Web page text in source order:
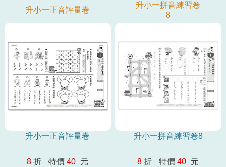
升小一正音評量卷
升小一正音評量卷
8 折 特價 40 元
升小一拼音練習卷
8
升小一拼音練習卷8
8 折 特價 40 元